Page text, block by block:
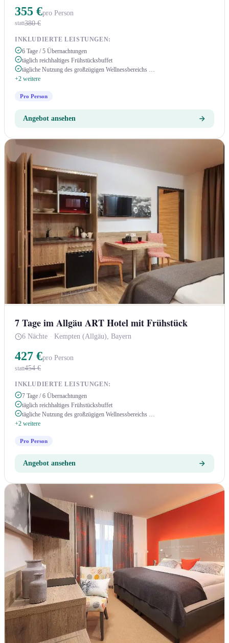
355 €pro Person
statt380 €
INKLUDIERTE LEISTUNGEN:
6 Tage / 5 Übernachtungen
täglich reichhaltiges Frühstücksbuffet
tägliche Nutzung des großzügigen Wellnessbereichs …
+2 weitere
Pro Person
Angebot ansehen
7 Tage im Allgäu ART Hotel mit Frühstück
6 Nächte · Kempten (Allgäu), Bayern
427 €pro Person
statt454 €
INKLUDIERTE LEISTUNGEN:
7 Tage / 6 Übernachtungen
täglich reichhaltiges Frühstücksbuffet
tägliche Nutzung des großzügigen Wellnessbereichs …
+2 weitere
Pro Person
Angebot ansehen